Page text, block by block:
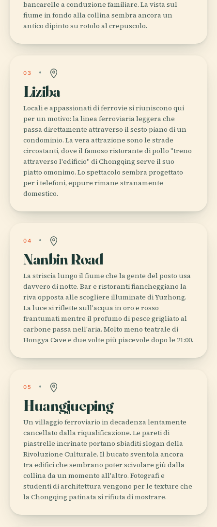
bancarelle a conduzione familiare. La vista sul
fiume in fondo alla collina sembra ancora un
antico dipinto su rotolo al crepuscolo.
03
Liziba
Locali e appassionati di ferrovie si riuniscono qui
per un motivo: la linea ferroviaria leggera che
passa direttamente attraverso il sesto piano di un
condominio. La vera attrazione sono le strade
circostanti, dove il famoso ristorante di pollo "treno
attraverso l'edificio" di Chongqing serve il suo
piatto omonimo. Lo spettacolo sembra progettato
per i telefoni, eppure rimane stranamente
domestico.
04
Nanbin Road
La striscia lungo il fiume che la gente del posto usa
davvero di notte. Bar e ristoranti fiancheggiano la
riva opposta alle scogliere illuminate di Yuzhong.
La luce si riflette sull'acqua in oro e rosso
frantumati mentre il profumo di pesce grigliato al
carbone passa nell'aria. Molto meno teatrale di
Hongya Cave e due volte più piacevole dopo le 21:00.
05
Huangjueping
Un villaggio ferroviario in decadenza lentamente
cancellato dalla riqualificazione. Le pareti di
piastrelle incrinate portano sbiaditi slogan della
Rivoluzione Culturale. Il bucato sventola ancora
tra edifici che sembrano poter scivolare giù dalla
collina da un momento all'altro. Fotografi e
studenti di architettura vengono per le texture che
la Chongqing patinata si rifiuta di mostrare.